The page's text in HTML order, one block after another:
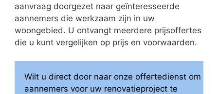
aanvraag doorgezet naar geïnteresseerde
aannemers die werkzaam zijn in uw
woongebied. U ontvangt meerdere prijsoffertes
die u kunt vergelijken op prijs en voorwaarden.
Wilt u direct door naar onze offertedienst om
aannemers voor uw renovatieproject te